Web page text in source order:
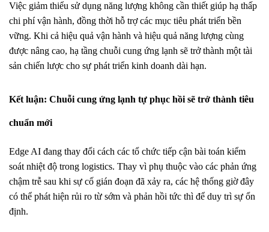
Việc giảm thiểu sử dụng năng lượng không cần thiết giúp hạ thấp
chi phí vận hành, đồng thời hỗ trợ các mục tiêu phát triển bền
vững. Khi cả hiệu quả vận hành và hiệu quả năng lượng cùng
được nâng cao, hạ tầng chuỗi cung ứng lạnh sẽ trở thành một tài
sản chiến lược cho sự phát triển kinh doanh dài hạn.
Kết luận: Chuỗi cung ứng lạnh tự phục hồi sẽ trở thành tiêu
chuẩn mới
Edge AI đang thay đổi cách các tổ chức tiếp cận bài toán kiểm
soát nhiệt độ trong logistics. Thay vì phụ thuộc vào các phản ứng
chậm trễ sau khi sự cố gián đoạn đã xảy ra, các hệ thống giờ đây
có thể phát hiện rủi ro từ sớm và phản hồi tức thì để duy trì sự ổn
định.